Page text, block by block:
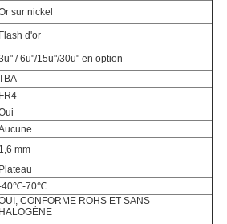
sur nickel
Flash d'or
/ 6u"/15u"/30u" en option
FR4
1,6 mm
Plateau
40℃-70℃
CONFORME ROHS ET SANS
HALOGÈNE